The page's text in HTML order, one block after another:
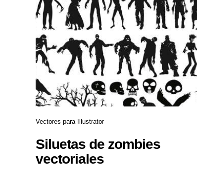
Vectores para Illustrator
Siluetas de zombies
vectoriales